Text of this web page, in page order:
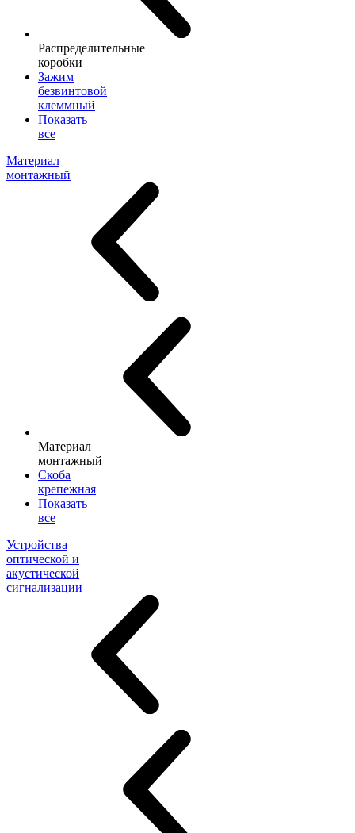
Распределительные
коробки
Зажим
безвинтовой
клеммный
Показать
все
Материал
монтажный
Материал
монтажный
Скоба
крепежная
Показать
все
Устройства
оптической и
акустической
сигнализации